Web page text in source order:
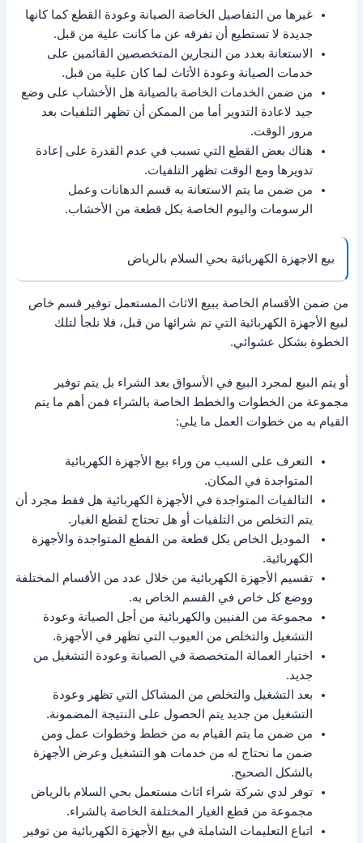
غيرها من التفاصيل الخاصة الصيانة وعودة القطع كما كانها
جديدة لا تستطيع أن تفرقه عن ما كانت علية من قبل.
الاستعانة بعدد من النجارين المتخصصين القائمين على
خدمات الصيانة وعودة الأثاث لما كان علية من قبل.
من ضمن الخدمات الخاصة بالصيانة هل الأخشاب على وضع
جيد لاعادة التدوير أما من الممكن أن تظهر التلفيات بعد
مرور الوقت.
هناك بعض القطع التي تسبب في عدم القدرة على إعادة
تدويرها ومع الوقت تظهر التلفيات.
من ضمن ما يتم الاستعانة به قسم الدهانات وعمل
الرسومات واليوم الخاصة بكل قطعة من الأخشاب.
بيع الاجهزة الكهربائية بحي السلام بالرياض
من ضمن الأقسام الخاصة ببيع الاثاث المستعمل توفير قسم خاص
لبيع الأجهزة الكهربائية التي تم شرائها من قبل، فلا نلجأ لتلك
الخطوة بشكل عشوائي.
أو يتم البيع لمجرد البيع في الأسواق بعد الشراء بل يتم توفير
مجموعة من الخطوات والخطط الخاصة بالشراء فمن أهم ما يتم
القيام به من خطوات العمل ما يلي:
التعرف على السبب من وراء بيع الأجهزة الكهربائية
المتواجدة في المكان.
التالفيات المتواجدة في الأجهزة الكهربائية هل فقط مجرد أن
يتم التخلص من التلفيات أو هل تحتاج لقطع الغيار.
الموديل الخاص بكل قطعة من القطع المتواجدة والأجهزة
الكهربائية.
تقسيم الأجهزة الكهربائية من خلال عدد من الأقسام المختلفة
ووضع كل خاص في القسم الخاص به.
مجموعة من الفنيين والكهربائية من أجل الصيانة وعودة
التشغيل والتخلص من العيوب التي تظهر في الأجهزة.
اختيار العمالة المتخصصة في الصيانة وعودة التشغيل من
جديد.
بعد التشغيل والتخلص من المشاكل التي تظهر وعودة
التشغيل من جديد يتم الحصول على النتيجة المضمونة.
من ضمن ما يتم القيام به من خطط وخطوات عمل ومن
ضمن ما نحتاج له من خدمات هو التشغيل وعرض الأجهزة
بالشكل الصحيح.
توفر لدي شركة شراء اثاث مستعمل بحي السلام بالرياض
مجموعة من قطع الغيار المختلفة الخاصة بالشراء.
اتباع التعليمات الشاملة في بيع الأجهزة الكهربائية من توفير